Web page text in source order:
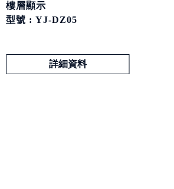
樓層顯示
型號 : YJ-DZ05
詳細資料